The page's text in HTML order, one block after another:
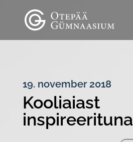
19. november 2018
Kooliaiast
inspireerituna